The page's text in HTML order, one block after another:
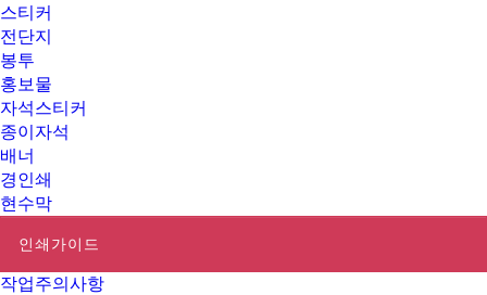
스티커
전단지
봉투
홍보물
자석스티커
종이자석
배너
경인쇄
현수막
인쇄가이드
작업주의사항